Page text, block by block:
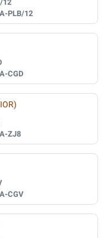
12
PLB/12
CGD
ZJ8
CGV